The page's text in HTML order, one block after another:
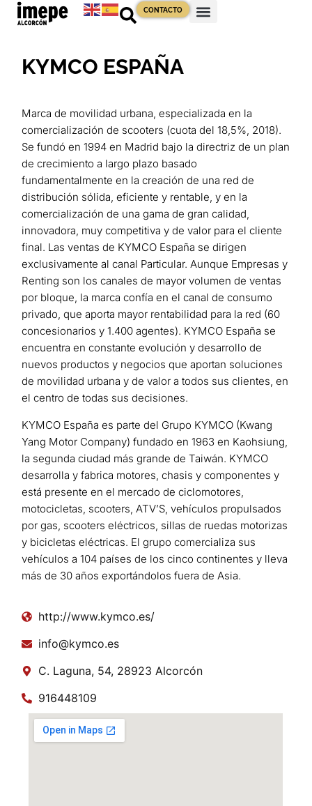
CONTACTO
KYMCO ESPAÑA
Marca de movilidad urbana, especializada en la
comercialización de scooters (cuota del 18,5%, 2018).
Se fundó en 1994 en Madrid bajo la directriz de un plan
de crecimiento a largo plazo basado
fundamentalmente en la creación de una red de
distribución sólida, eficiente y rentable, y en la
comercialización de una gama de gran calidad,
innovadora, muy competitiva y de valor para el cliente
final. Las ventas de KYMCO España se dirigen
exclusivamente al canal Particular. Aunque Empresas y
Renting son los canales de mayor volumen de ventas
por bloque, la marca confía en el canal de consumo
privado, que aporta mayor rentabilidad para la red (60
concesionarios y 1.400 agentes). KYMCO España se
encuentra en constante evolución y desarrollo de
nuevos productos y negocios que aportan soluciones
de movilidad urbana y de valor a todos sus clientes, en
el centro de todas sus decisiones.
KYMCO España es parte del Grupo KYMCO (Kwang
Yang Motor Company) fundado en 1963 en Kaohsiung,
la segunda ciudad más grande de Taiwán. KYMCO
desarrolla y fabrica motores, chasis y componentes y
está presente en el mercado de ciclomotores,
motocicletas, scooters, ATV’S, vehículos propulsados
por gas, scooters eléctricos, sillas de ruedas motorizas
y bicicletas eléctricas. El grupo comercializa sus
vehículos a 104 países de los cinco continentes y lleva
más de 30 años exportándolos fuera de Asia.
http://www.kymco.es/
info@kymco.es
C. Laguna, 54, 28923 Alcorcón
916448109